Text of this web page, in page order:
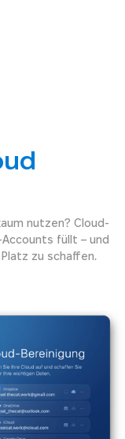
nutzen? Cloud-
Accounts füllt – und
zu schaffen.